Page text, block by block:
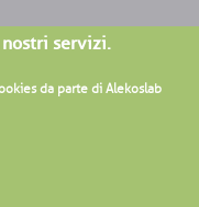
di Granara, Loc.
(VCO) - Milano - C.F.
servizi.
da parte di Alekoslab